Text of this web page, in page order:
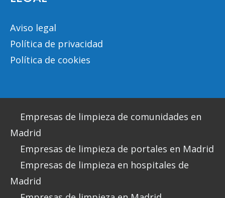
Aviso legal
Política de privacidad
Política de cookies
Empresas de limpieza de comunidades en
Madrid
Empresas de limpieza de portales en Madrid
Empresas de limpieza en hospitales de
Madrid